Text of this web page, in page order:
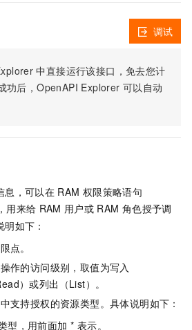
中直接运行该接口，免去您计
功后，OpenAPI Explorer 可以自动
调试
息，可以在 RAM 权限策略语句
用来给 RAM 用户或 RAM 角色授予调
如下：
点。
作的访问级别，取值为写入
）或列出（List）。
支持授权的资源类型。具体说明如下：
型，用前面加 * 表示。